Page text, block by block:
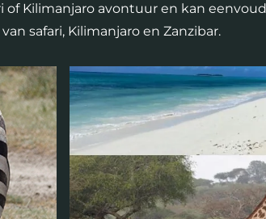
of Kilimanjaro avontuur en kan
safari, Kilimanjaro en Zanzibar.